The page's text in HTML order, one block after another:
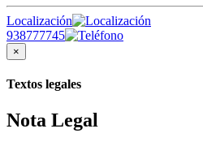
Localización
938777745
×
Textos legales
Nota Legal